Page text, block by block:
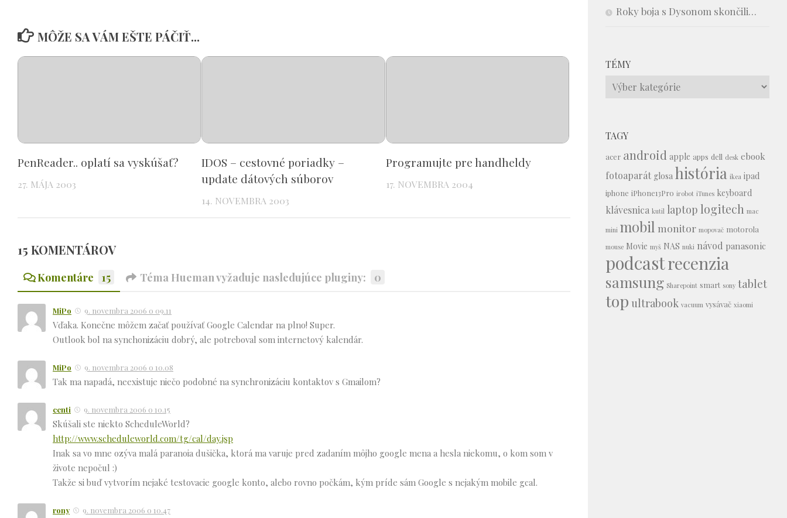
MÔŽE SA VÁM EŠTE PÁČIŤ...
PenReader.. oplatí sa vyskúšať?
27. MÁJA 2003
IDOS – cestovné poriadky –
update dátových súborov
14. NOVEMBRA 2003
Programujte pre handheldy
17. NOVEMBRA 2004
15 KOMENTÁROV
Komentáre 15 Téma Hueman vyžaduje nasledujúce pluginy: 0
MiPo 9. novembra 2006 o 09.11
Vďaka. Konečne môžem začať používať Google Calendar na plno! Super.
Outlook bol na synchonizáciu dobrý, ale potreboval som internetový kalendár.
MiPo 9. novembra 2006 o 10.08
Tak ma napadá, neexistuje niečo podobné na synchronizáciu kontaktov s Gmailom?
centi 9. novembra 2006 o 10.15
Skúšali ste niekto ScheduleWorld?
http://www.scheduleworld.com/tg/cal/day.jsp
Inak sa vo mne ozýva malá paranoia dušička, ktorá ma varuje pred zadaním môjho google mena a hesla niekomu, o kom som v
živote nepočul :)
Takže si buď vytvorím nejaké testovacie google konto, alebo rovno počkám, kým príde sám Google s nejakým mobile gcal.
rony 9. novembra 2006 o 10.47
Roky boja s Dysonom skončili…
TÉMY
Témy
TAGY
acer android apple apps dell desk ebook
fotoaparát glosa história ikea ipad
iphone iPhone13Pro irobot iTunes keyboard
klávesnica kutil laptop logitech mac
mini mobil monitor mopovač motorola
mouse Movie myš NAS nuki návod panasonic
podcastrecenzia
samsung Sharepoint smart sony tablet
top ultrabook vacuum vysávač xiaomi